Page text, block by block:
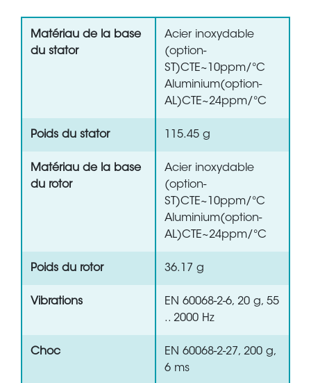
Matériau de la base
du stator
Acier inoxydable
(option-
ST)CTE~10ppm/°C
Aluminium(option-
AL)CTE~24ppm/°C
Poids du stator 115.45 g
Matériau de la base
du rotor
Acier inoxydable
(option-
ST)CTE~10ppm/°C
Aluminium(option-
AL)CTE~24ppm/°C
Poids du rotor 36.17 g
Vibrations
EN 60068-2-6, 20 g, 55
.. 2000 Hz
Choc
EN 60068-2-27, 200 g,
6 ms